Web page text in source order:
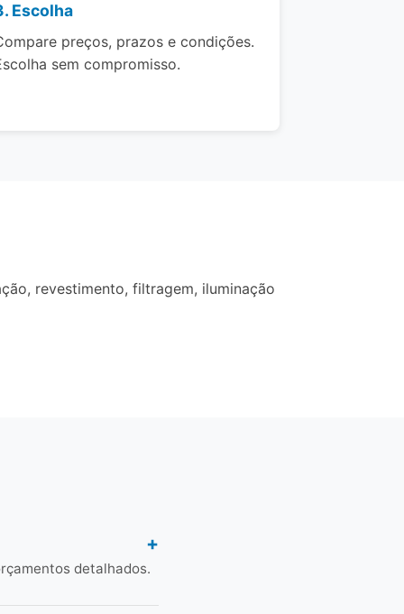
Escolha
preços, prazos e condições.
sem compromisso.
revestimento, filtragem, iluminação
detalhados.